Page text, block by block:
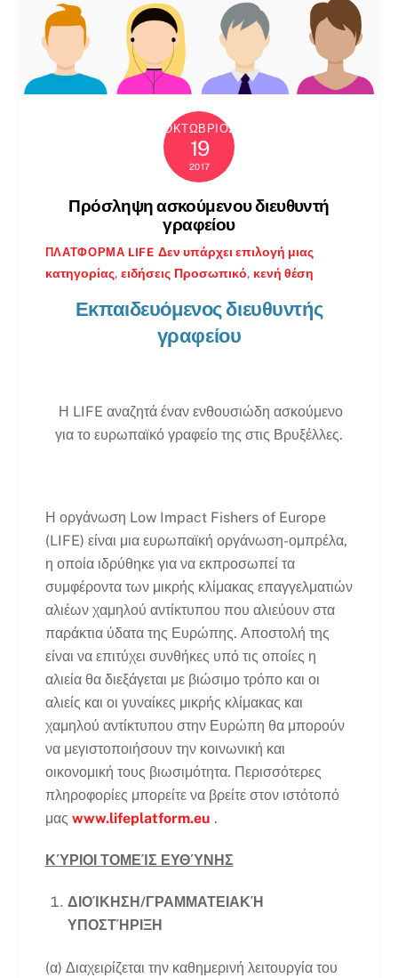
ΟΚΤΏΒΡΙΟΣ
19
2017
Πρόσληψη ασκούμενου διευθυντή
γραφείου
ΠΛΑΤΦΌΡΜΑ LIFE Δεν υπάρχει επιλογή μιας
κατηγορίας, ειδήσεις Προσωπικό, κενή θέση
Εκπαιδευόμενος διευθυντής
γραφείου
Η LIFE αναζητά έναν ενθουσιώδη ασκούμενο
για το ευρωπαϊκό γραφείο της στις Βρυξέλλες.
Η οργάνωση Low Impact Fishers of Europe
(LIFE) είναι μια ευρωπαϊκή οργάνωση-ομπρέλα,
η οποία ιδρύθηκε για να εκπροσωπεί τα
συμφέροντα των μικρής κλίμακας επαγγελματιών
αλιέων χαμηλού αντίκτυπου που αλιεύουν στα
παράκτια ύδατα της Ευρώπης. Αποστολή της
είναι να επιτύχει συνθήκες υπό τις οποίες η
αλιεία θα διεξάγεται με βιώσιμο τρόπο και οι
αλιείς και οι γυναίκες μικρής κλίμακας και
χαμηλού αντίκτυπου στην Ευρώπη θα μπορούν
να μεγιστοποιήσουν την κοινωνική και
οικονομική τους βιωσιμότητα. Περισσότερες
πληροφορίες μπορείτε να βρείτε στον ιστότοπό
μας www.lifeplatform.eu .
ΚΎΡΙΟΙ ΤΟΜΕΊΣ ΕΥΘΎΝΗΣ
ΔΙΟΊΚΗΣΗ/ΓΡΑΜΜΑΤΕΙΑΚΉ
ΥΠΟΣΤΉΡΙΞΗ
(α) Διαχειρίζεται την καθημερινή λειτουργία του